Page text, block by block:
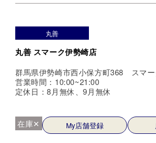
丸善
丸善 スマーク伊勢崎店
群馬県伊勢崎市西小保方町368 スマ
営業時間：10:00~21:00
定休日：8月無休、9月無休
在庫✕ My店舗登録